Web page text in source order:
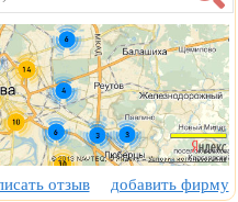
отзыв добавить фирму